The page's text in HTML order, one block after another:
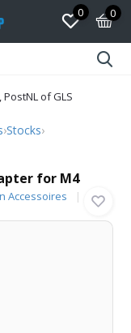
0 0
of GLS
›Stocks›
for M4
Accessoires